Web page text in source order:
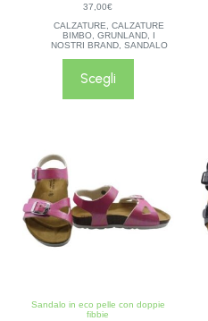
37,00€
CALZATURE
,CALZATURE
BIMBO ,GRUNLAND
I
NOSTRI BRAND, SANDALO
Scegli
Sandalo in eco pelle con doppie
fibbie